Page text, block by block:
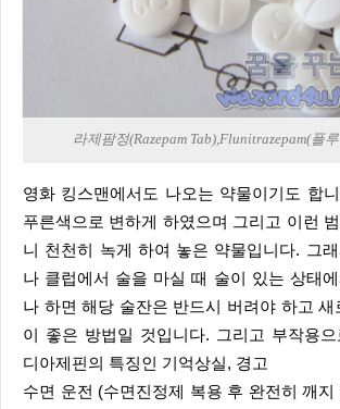
라제팜정(Razepam Tab),Flunitrazepam(플
영화 킹스맨에서도 나오는 약물이기도 합니다. 알코올에서는
푸른색으로 변하게 하였으며 그리고 이런
니 천천히 녹게 하여 놓은 약물입니다. 그
나 클럽에서 술을 마실 때 술이 있는 상태
나 하면 해당 술잔은 반드시 버려야 하고 새
이 좋은 방법일 것입니다. 그리고 부작용
디아제핀의 특징인 기억상실, 경고
수면 운전 (수면진정제 복용 후 완전히 깨